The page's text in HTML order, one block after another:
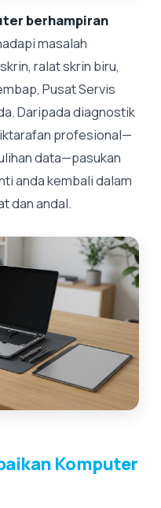
berhampiran
masalah
ralat skrin biru,
Pusat Servis
Daripada diagnostik
profesional—
data—pasukan
anda kembali dalam
dan andal.
Komputer